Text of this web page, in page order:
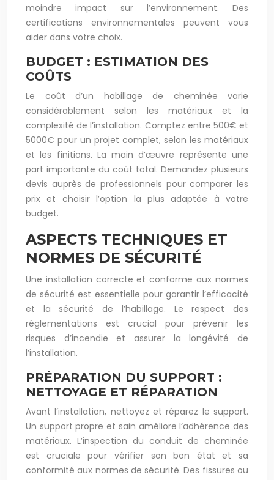
moindre impact sur l’environnement. Des
certifications environnementales peuvent vous
aider dans votre choix.
BUDGET : ESTIMATION DES
COÛTS
Le coût d’un habillage de cheminée varie
considérablement selon les matériaux et la
complexité de l’installation. Comptez entre 500€ et
5000€ pour un projet complet, selon les matériaux
et les finitions. La main d’œuvre représente une
part importante du coût total. Demandez plusieurs
devis auprès de professionnels pour comparer les
prix et choisir l’option la plus adaptée à votre
budget.
ASPECTS TECHNIQUES ET
NORMES DE SÉCURITÉ
Une installation correcte et conforme aux normes
de sécurité est essentielle pour garantir l’efficacité
et la sécurité de l’habillage. Le respect des
réglementations est crucial pour prévenir les
risques d’incendie et assurer la longévité de
l’installation.
PRÉPARATION DU SUPPORT :
NETTOYAGE ET RÉPARATION
Avant l’installation, nettoyez et réparez le support.
Un support propre et sain améliore l’adhérence des
matériaux. L’inspection du conduit de cheminée
est cruciale pour vérifier son bon état et sa
conformité aux normes de sécurité. Des fissures ou